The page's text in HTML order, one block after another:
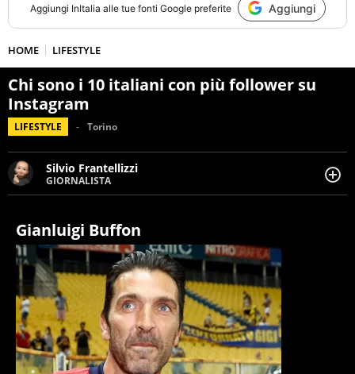
Aggiungi InItalia alle tue fonti Google preferite Aggiungi
HOME LIFESTYLE
Chi sono i 10 italiani con più follower su
Instagram
LIFESTYLE Torino
Silvio Frantellizzi
GIORNALISTA
Giornalista pubblicista. Da oltre dieci anni si occupa di
cronaca, motori, spettacolo e videogame.
Gianluigi Buffon